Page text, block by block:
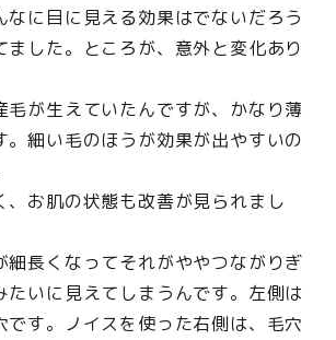
なに目に見える効果はでないだろう
ました。ところが、意外と変化あり
毛が生えていたんですが、かなり薄
。細い毛のほうが効果が出やすいの
、お肌の状態も改善が見られまし
細長くなってそれがややつながりぎ
たいに見えてしまうんです。左側は
です。ノイスを使った右側は、毛穴